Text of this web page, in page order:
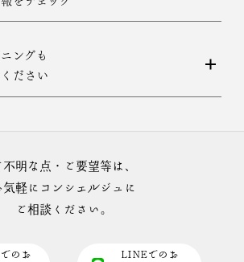
ングも
ださい
不明な点・ご要望等は、
気軽にコンシェルジュに
ご相談ください。
のお
LINEでのお